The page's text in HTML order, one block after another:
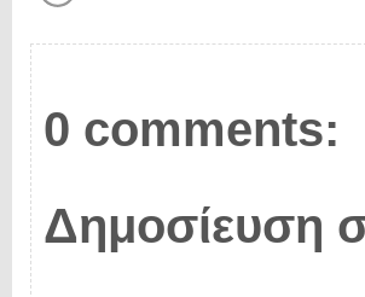
0 comments:
Δημοσίευση